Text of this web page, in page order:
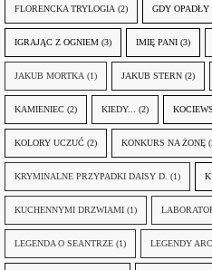
FLORENCKA TRYLOGIA (2) GDY OPADŁY
IGRAJĄC Z OGNIEM (3) IMIĘ PANI (3)
JAKUB MORTKA (1) JAKUB STERN (2)
KAMIENIEC (2) KIEDY... (2)
KOLORY UCZUĆ (2) KONKURS NA ŻONĘ
KRYMINALNE PRZYPADKI DAISY D. (1)
KUCHENNYMI DRZWIAMI (1)
LEGENDA O SEANTRZE (1) LEGENDY